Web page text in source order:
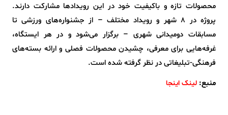
محصولات تازه و باکیفیت خود در این رویدادها مشارکت دارند.
پروژه در ۸ شهر و رویداد مختلف – از جشنواره‌های ورزشی تا
مسابقات دومیدانی شهری – برگزار می‌شود و در هر ایستگاه،
غرفه‌هایی برای معرفی، چشیدن محصولات فصلی و ارائه بسته‌های
فرهنگی-تبلیغاتی در نظر گرفته شده است.
منبع: لینک اینجا